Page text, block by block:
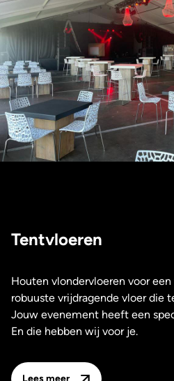
Tentvloeren
Houten vlondervloeren voor
robuuste vrijdragende vloer die
Jouw evenement heeft een
En die hebben wij voor je.